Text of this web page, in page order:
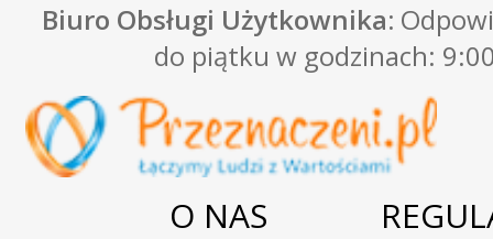
Biuro Obsługi Użytkownika:
do piątku w godzinach:
O NAS